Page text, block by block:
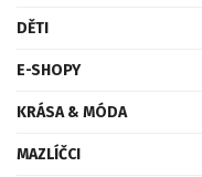
DĚTI
E-SHOPY
KRÁSA & MÓDA
MAZLÍČCI